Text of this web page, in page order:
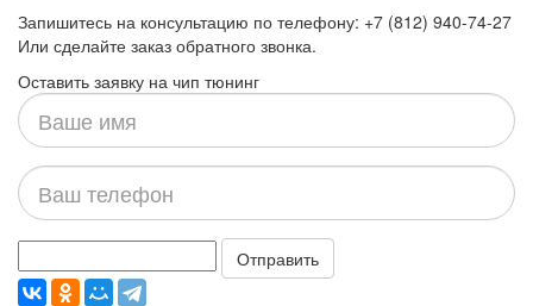
Запишитесь на консультацию по телефону: +7 (812) 940-74-27
Или сделайте заказ обратного звонка.
Оставить заявку на чип тюнинг
Ваше
имя
Ваш
телефон
Отправить